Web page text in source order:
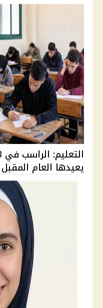
يعيدها العام